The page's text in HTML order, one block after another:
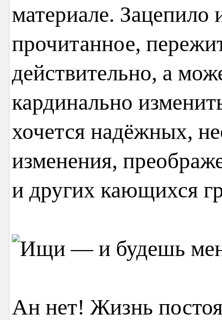
материале. Зацепило
прочитанное,
действительно, а
кардинально
хочется надёжных,
изменения,
и других кающихся
Ан нет! Жизнь